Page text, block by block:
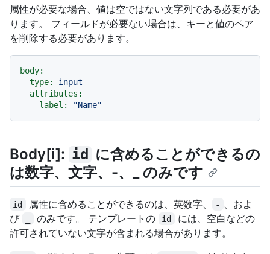
属性が必要な場合、値は空ではない文字列である必要があ
ります。 フィールドが必要ない場合は、キーと値のペア
を削除する必要があります。
body:
-
type:
input
attributes:
label:
"Name"
Body[i]: id
に含めることができるの
は数字、文字、-、_ のみです
id 属性に含めることができるのは、英数字、 -
、およ
び
のみです。 テンプレートの id
には、空白などの
許可されていない文字が含まれる場合があります。